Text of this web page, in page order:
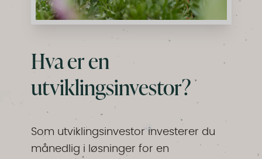
Hva er en
utviklingsinvestor?
Som utviklingsinvestor investerer du
månedlig i løsninger for en